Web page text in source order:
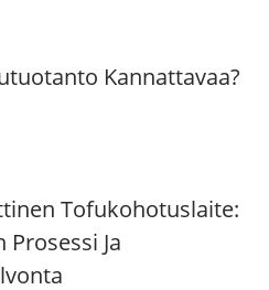
Kannattavaa?
Tofukohotuslaite:
Prosessi Ja